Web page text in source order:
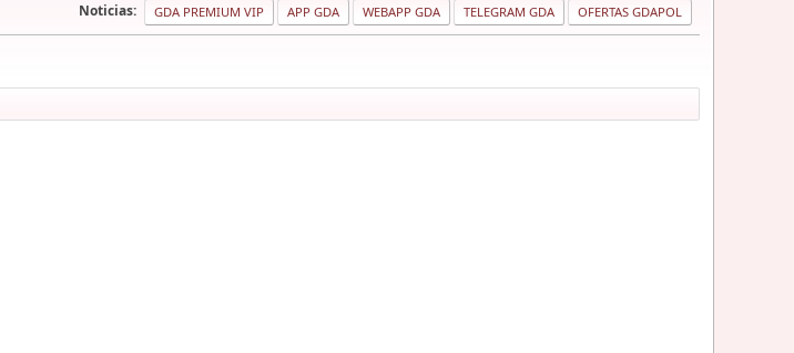
Noticias: GDA PREMIUM VIP APP GDA WEBAPP GDA TELEGRAM GDA OFERTAS GDAPOL